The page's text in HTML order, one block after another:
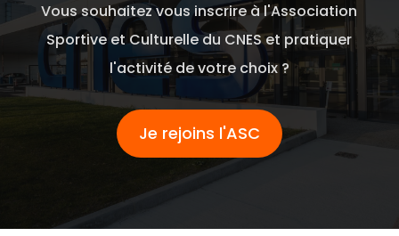
Vous souhaitez vous inscrire à l'Association
Sportive et Culturelle du CNES et pratiquer
l'activité de votre choix ?
Je rejoins l'ASC